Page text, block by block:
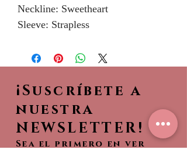
Neckline: Sweetheart
Sleeve: Strapless
¡Suscríbete a
nuestra
NEWSLETTER!
Sea el primero en ver